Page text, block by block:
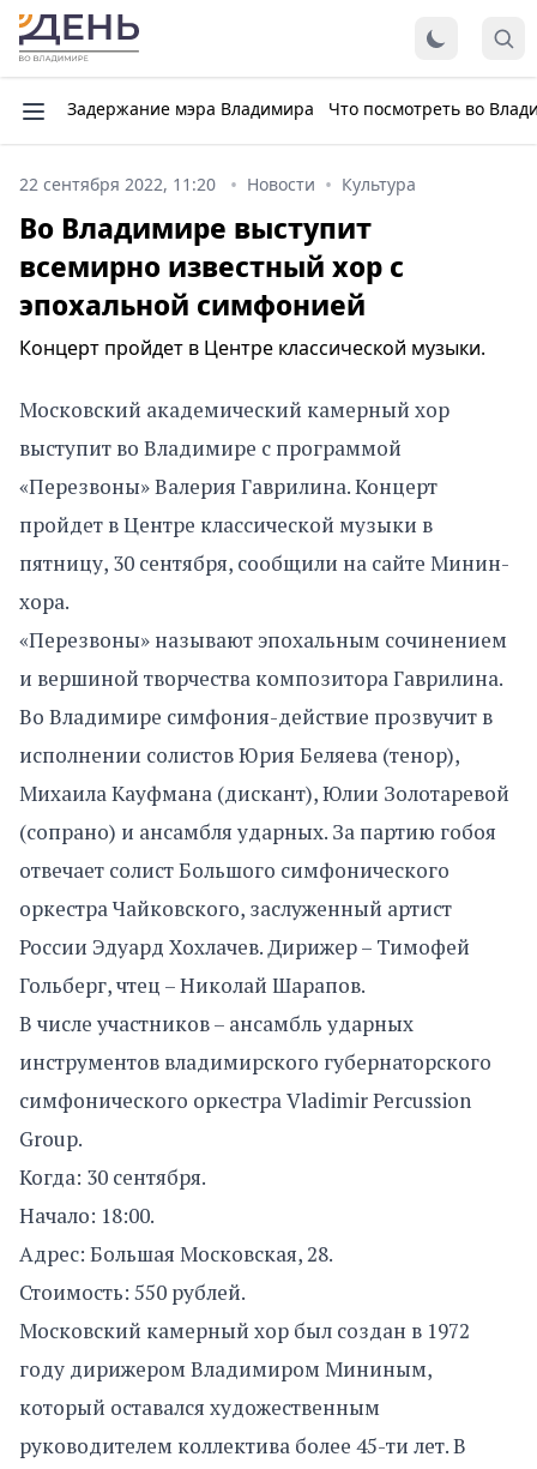
Задержание мэра Владимира Что посмотреть во
22 сентября 2022, 11:20 Новости Культура
Во Владимире выступит
всемирно известный хор с
эпохальной симфонией
Концерт пройдет в Центре классической музыки.
Московский академический камерный хор
выступит во Владимире с программой
«Перезвоны» Валерия Гаврилина. Концерт
пройдет в Центре классической музыки в
пятницу, 30 сентября, сообщили на сайте Минин-
хора.
«Перезвоны» называют эпохальным сочинением
и вершиной творчества композитора Гаврилина.
Во Владимире симфония-действие прозвучит в
исполнении солистов Юрия Беляева (тенор),
Михаила Кауфмана (дискант), Юлии Золотаревой
(сопрано) и ансамбля ударных. За партию гобоя
отвечает солист Большого симфонического
оркестра Чайковского, заслуженный артист
России Эдуард Хохлачев. Дирижер – Тимофей
Гольберг, чтец – Николай Шарапов.
В числе участников – ансамбль ударных
инструментов владимирского губернаторского
симфонического оркестра Vladimir Percussion
Group.
Когда: 30 сентября.
Начало: 18:00.
Адрес: Большая Московская, 28.
Стоимость: 550 рублей.
Московский камерный хор был создан в 1972
году дирижером Владимиром Мининым,
который оставался художественным
руководителем коллектива более 45-ти лет. В